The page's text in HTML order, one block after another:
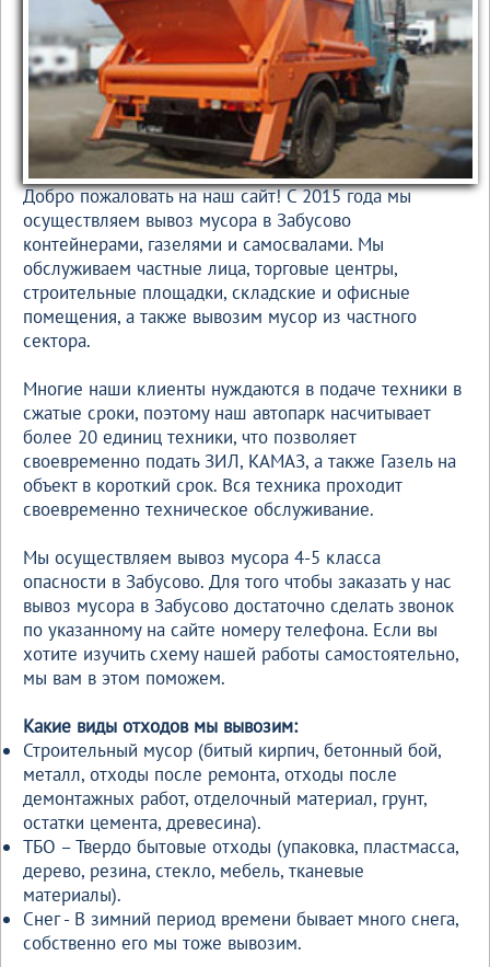
Добро пожаловать на наш сайт! С 2015 года мы
осуществляем вывоз мусора в Забусово
контейнерами, газелями и самосвалами. Мы
обслуживаем частные лица, торговые центры,
строительные площадки, складские и офисные
помещения, а также вывозим мусор из частного
сектора.
Многие наши клиенты нуждаются в подаче техники в
сжатые сроки, поэтому наш автопарк насчитывает
более 20 единиц техники, что позволяет
своевременно подать ЗИЛ, КАМАЗ, а также Газель на
объект в короткий срок. Вся техника проходит
своевременно техническое обслуживание.
Мы осуществляем вывоз мусора 4-5 класса
опасности в Забусово. Для того чтобы заказать у нас
вывоз мусора в Забусово достаточно сделать звонок
по указанному на сайте номеру телефона. Если вы
хотите изучить схему нашей работы самостоятельно,
мы вам в этом поможем.
Какие виды отходов мы вывозим:
Строительный мусор (битый кирпич, бетонный бой,
металл, отходы после ремонта, отходы после
демонтажных работ, отделочный материал, грунт,
остатки цемента, древесина).
ТБО – Твердо бытовые отходы (упаковка, пластмасса,
дерево, резина, стекло, мебель, тканевые
материалы).
Снег - В зимний период времени бывает много снега,
собственно его мы тоже вывозим.